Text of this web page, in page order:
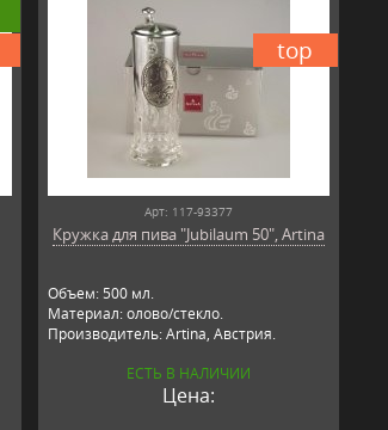
top
Арт: 117-93377
Кружка для пива "Jubilaum 50", Artina
Объем: 500 мл.
Материал: олово/стекло.
Производитель: Artina, Австрия.
ЕСТЬ В НАЛИЧИИ
Цена: